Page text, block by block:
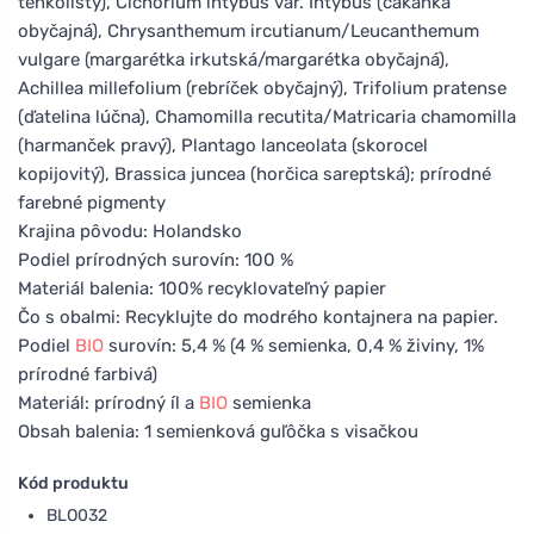
obyčajná), Chrysanthemum ircutianum/Leucanthemum
vulgare (margarétka irkutská/margarétka obyčajná),
Achillea millefolium (rebríček obyčajný), Trifolium pratense
(ďatelina lúčna), Chamomilla recutita/Matricaria chamomilla
(harmanček pravý), Plantago lanceolata (skorocel
kopijovitý), Brassica juncea (horčica sareptská); prírodné
farebné pigmenty
Krajina pôvodu: Holandsko
Podiel prírodných surovín: 100 %
Materiál balenia: 100% recyklovateľný papier
Čo s obalmi: Recyklujte do modrého kontajnera na papier.
Podiel BIO surovín: 5,4 % (4 % semienka, 0,4 % živiny, 1%
prírodné farbivá)
Materiál: prírodný íl a BIO semienka
Obsah balenia: 1 semienková guľôčka s visačkou
Kód produktu
BLO032